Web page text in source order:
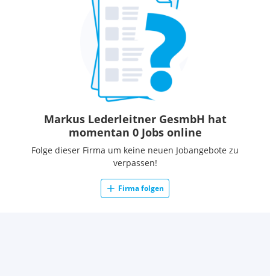
Markus Lederleitner GesmbH hat
momentan 0 Jobs online
Folge dieser Firma um keine neuen Jobangebote zu
verpassen!
Firma folgen